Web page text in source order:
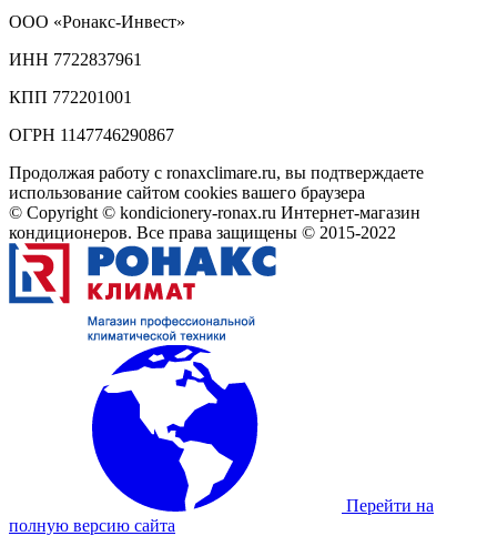
ООО «Ронакс-Инвест»
ИНН 7722837961
КПП 772201001
ОГРН 1147746290867
Продолжая работу с ronaxclimare.ru, вы подтверждаете
использование сайтом cookies вашего браузера
© Copyright © kondicionery-ronax.ru Интернет-магазин
кондиционеров. Все права защищены © 2015-2022
Перейти на
полную версию сайта